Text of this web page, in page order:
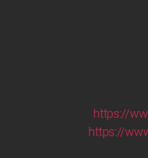
https://
https://